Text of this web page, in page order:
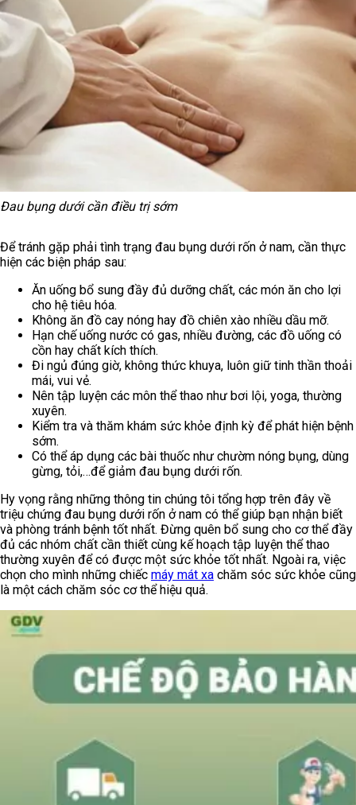
Đau bụng dưới cần điều trị sớm
Để tránh gặp phải tình trạng đau bụng dưới rốn ở nam, cần thực
hiện các biện pháp sau:
Ăn uống bổ sung đầy đủ dưỡng chất, các món ăn cho lợi
cho hệ tiêu hóa.
Không ăn đồ cay nóng hay đồ chiên xào nhiều dầu mỡ.
Hạn chế uống nước có gas, nhiều đường, các đồ uống có
cồn hay chất kích thích.
Đi ngủ đúng giờ, không thức khuya, luôn giữ tinh thần thoải
mái, vui vẻ.
Nên tập luyện các môn thể thao như bơi lội, yoga, thường
xuyên.
Kiểm tra và thăm khám sức khỏe định kỳ để phát hiện bệnh
sớm.
Có thể áp dụng các bài thuốc như chườm nóng bụng, dùng
gừng, tỏi,…để giảm đau bụng dưới rốn.
Hy vọng rằng những thông tin chúng tôi tổng hợp trên đây về
triệu chứng đau bụng dưới rốn ở nam có thể giúp bạn nhận biết
và phòng tránh bệnh tốt nhất. Đừng quên bổ sung cho cơ thể đầy
đủ các nhóm chất cần thiết cùng kế hoạch tập luyện thể thao
thường xuyên để có được một sức khỏe tốt nhất. Ngoài ra, việc
chọn cho mình những chiếc máy mát xa chăm sóc sức khỏe cũng
là một cách chăm sóc cơ thể hiệu quả.